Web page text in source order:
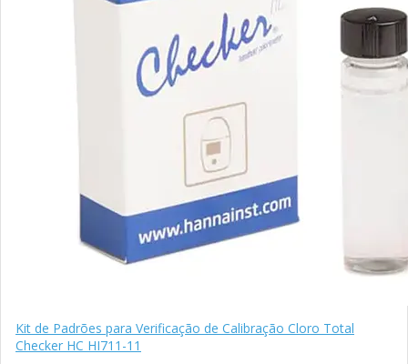
Kit de Padrões para Verificação de Calibração Cloro Total
Checker HC HI711-11